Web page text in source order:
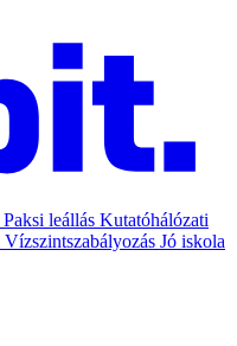
Paksi leállás Kutatóhálózati
Vízszintszabályozás Jó iskola